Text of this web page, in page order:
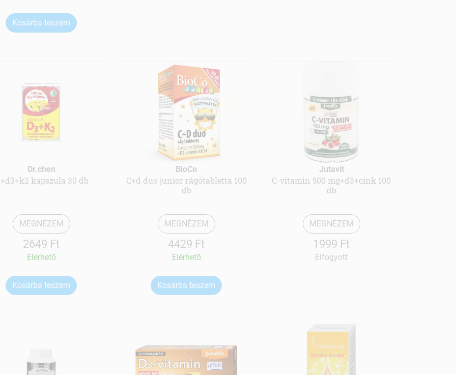
Kosárba teszem
Dr.chen
kapszula 30 db
MEGNÉZEM
2649 Ft
Elérhetõ
Kosárba teszem
BioCo
C+d duo junior rágótabletta 100
db
MEGNÉZEM
4429 Ft
Elérhetõ
Kosárba teszem
Jutavit
C-vitamin 500 mg+d3+cink 100
db
MEGNÉZEM
1999 Ft
Elfogyott